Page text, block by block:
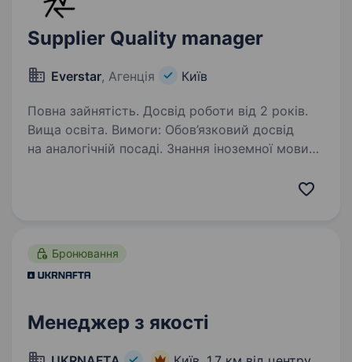
Supplier Quality manager
Everstar, Агенція Київ
Повна зайнятість. Досвід роботи від 2 років.
Вища освіта. Вимоги: Обов’язковий досвід
на аналогічній посаді. Знання іноземної мови
Бронювання
Менеджер з якості